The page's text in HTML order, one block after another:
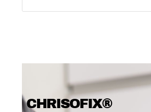
CHRISOFIX®